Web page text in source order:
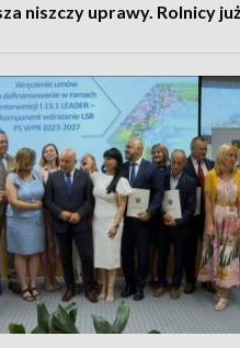
niszczy uprawy. Rolnicy